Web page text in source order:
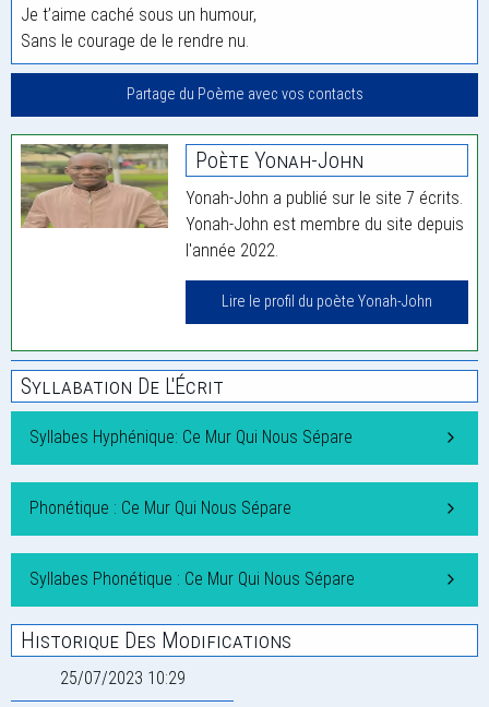
Je t’aime caché sous un humour,
Sans le courage de le rendre nu.
Partage du Poème avec vos contacts
Poète Yonah-John
Yonah-John a publié sur le site 7 écrits.
Yonah-John est membre du site depuis
l'année 2022.
Lire le profil du poète Yonah-John
Syllabation De L'Écrit
Syllabes Hyphénique: Ce Mur Qui Nous Sépare
Phonétique : Ce Mur Qui Nous Sépare
Syllabes Phonétique : Ce Mur Qui Nous Sépare
Historique Des Modifications
25/07/2023 10:29